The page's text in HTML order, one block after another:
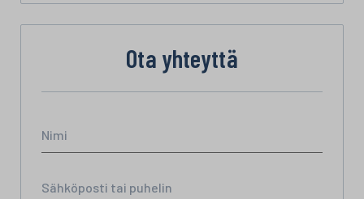
Ota yhteyttä